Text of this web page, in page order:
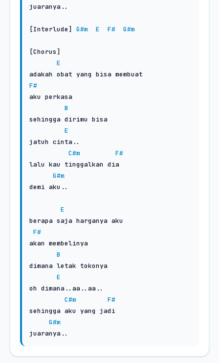
juaranya..
[Interlude] G#m E F# G#m
[Chorus]
E
F#
aku perkasa
B
sehingga dirimu bisa
E
jatuh cinta..
C#m
F#
lalu kau tinggalkan dia
G#m
demi aku..
E
berapa saja harganya aku
F#
akan membelinya
B
dimana letak tokonya
E
oh dimana..aa..aa..
C#m
F#
sehingga aku yang jadi
G#m
juaranya..